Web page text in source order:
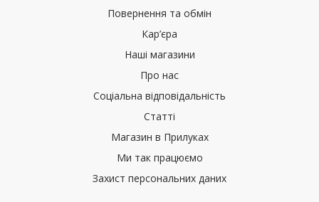
Повернення та обмін
Кар’єра
Наші магазини
Про нас
Соціальна відповідальність
Статті
Магазин в Прилуках
Ми так працюємо
Захист персональних даних